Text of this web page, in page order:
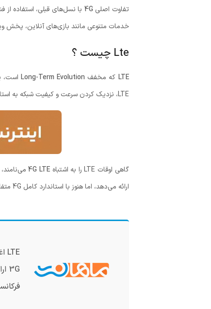
تفاوت اصلی4G با نسل‌های قبلی، استفاده از
خدمات متنوعی مانند بازی‌های آنلاین، پخش
Lte چيست ؟
LTE که مخفف Long-Term Evolutionاست،
LTE، نزدیک کردن سرعت و کیفیت شبکه به استانداردهای 4G بود، حتی اگر تمام ویژگی‌های رسمی 4G را نداشت.
گاهی اوقات LTE را به اشتباه 4G LTE
ارائه می‌دهد، اما هنوز با استاندارد کامل 4G متفاوت است.
3G ارائه می‌دهد و عملکرد کلی داده‌های موبایل را بهبود می‌بخشد.